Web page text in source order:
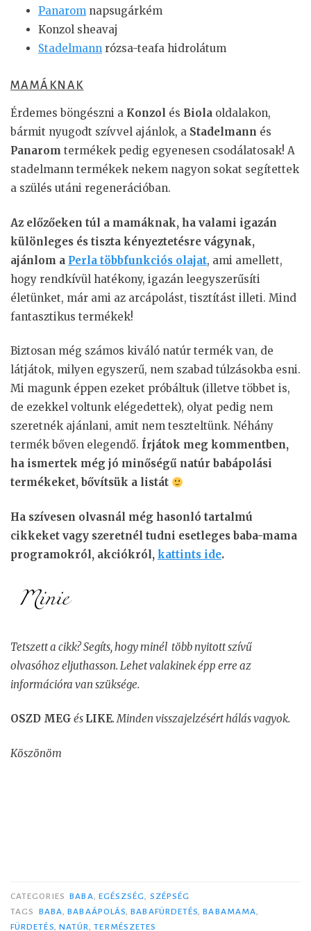
Panarom napsugárkém
Konzol sheavaj
Stadelmann rózsa-teafa hidrolátum
MAMÁKNAK
Érdemes böngészni a Konzol és Biola oldalakon,
bármit nyugodt szívvel ajánlok, a Stadelmann és
Panarom termékek pedig egyenesen csodálatosak! A
stadelmann termékek nekem nagyon sokat segítettek
a szülés utáni regenerációban.
Az előzőeken túl a mamáknak, ha valami igazán
különleges és tiszta kényeztetésre vágynak,
ajánlom a Perla többfunkciós olajat, ami amellett,
hogy rendkívül hatékony, igazán leegyszerűsíti
életünket, már ami az arcápolást, tisztítást illeti. Mind
fantasztikus termékek!
Biztosan még számos kiváló natúr termék van, de
látjátok, milyen egyszerű, nem szabad túlzásokba esni.
Mi magunk éppen ezeket próbáltuk (illetve többet is,
de ezekkel voltunk elégedettek), olyat pedig nem
szeretnék ajánlani, amit nem teszteltünk. Néhány
termék bőven elegendő. Írjátok meg kommentben,
ha ismertek még jó minőségű natúr babápolási
termékeket, bővítsük a listát
Ha szívesen olvasnál még hasonló tartalmú
cikkeket vagy szeretnél tudni esetleges baba-mama
programokról, akciókról, kattints ide.
Tetszett a cikk? Segíts, hogy minél több nyitott szívű
olvasóhoz eljuthasson. Lehet valakinek épp erre az
információra van szüksége.
OSZD MEG és LIKE. Minden visszajelzésért hálás vagyok.
Köszönöm
CATEGORIES BABA, EGÉSZSÉG, SZÉPSÉG
TAGS
BABA,BABAÁPOLÁS,BABAFÜRDETÉS,BABAMAMA,
FÜRDETÉS, NATÚR,TERMÉSZETES